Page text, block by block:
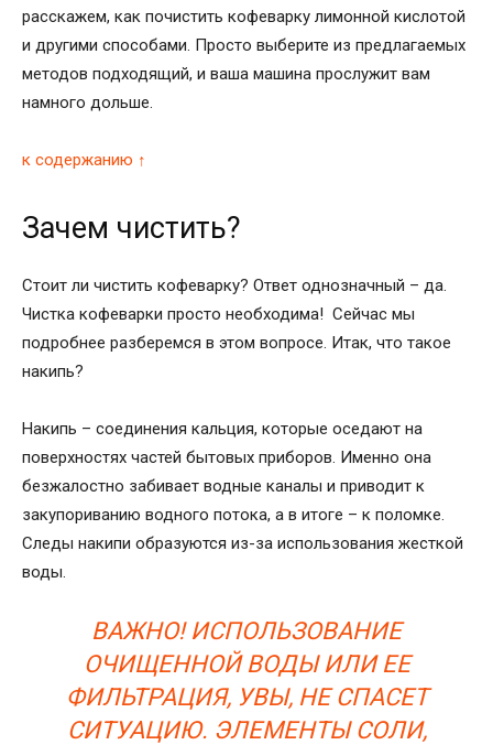
расскажем, как почистить кофеварку лимонной кислотой
и другими способами. Просто выберите из предлагаемых
методов подходящий, и ваша машина прослужит вам
намного дольше.
к содержанию ↑
Зачем чистить?
Стоит ли чистить кофеварку? Ответ однозначный – да.
Чистка кофеварки просто необходима! Сейчас мы
подробнее разберемся в этом вопросе. Итак, что такое
накипь?
Накипь – соединения кальция, которые оседают на
поверхностях частей бытовых приборов. Именно она
безжалостно забивает водные каналы и приводит к
закупориванию водного потока, а в итоге – к поломке.
Следы накипи образуются из-за использования жесткой
воды.
ВАЖНО! ИСПОЛЬЗОВАНИЕ
ОЧИЩЕННОЙ ВОДЫ ИЛИ ЕЕ
ФИЛЬТРАЦИЯ, УВЫ, НЕ СПАСЕТ
СИТУАЦИЮ. ЭЛЕМЕНТЫ СОЛИ,